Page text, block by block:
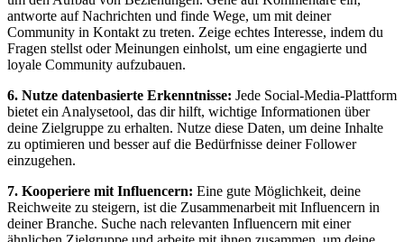
antworte auf Nachrichten und finde Wege, um mit deiner
Community in Kontakt zu treten. Zeige echtes Interesse, indem du
Fragen stellst oder Meinungen einholst, um eine engagierte und
loyale Community aufzubauen.
6. Nutze datenbasierte Erkenntnisse: Jede Social-Media-Plattform
bietet ein Analysetool, das dir hilft, wichtige Informationen über
deine Zielgruppe zu erhalten. Nutze diese Daten, um deine Inhalte
zu optimieren und besser auf die Bedürfnisse deiner Follower
einzugehen.
7. Kooperiere mit Influencern: Eine gute Möglichkeit, deine
Reichweite zu steigern, ist die Zusammenarbeit mit Influencern in
deiner Branche. Suche nach relevanten Influencern mit einer